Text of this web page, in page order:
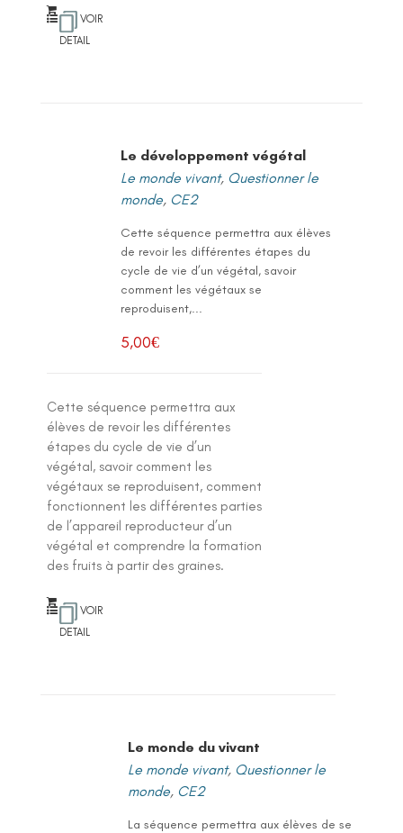
VOIR
DETAIL
Le développement végétal
Le monde vivant, Questionner le
monde, CE2
Cette séquence permettra aux élèves
de revoir les différentes étapes du
cycle de vie d’un végétal, savoir
comment les végétaux se
reproduisent,...
5,00€
Cette séquence permettra aux
élèves de revoir les différentes
étapes du cycle de vie d’un
végétal, savoir comment les
végétaux se reproduisent, comment
fonctionnent les différentes parties
de l’appareil reproducteur d’un
végétal et comprendre la formation
des fruits à partir des graines.
VOIR
DETAIL
Le monde du vivant
Le monde vivant, Questionner le
monde, CE2
La séquence permettra aux élèves de se